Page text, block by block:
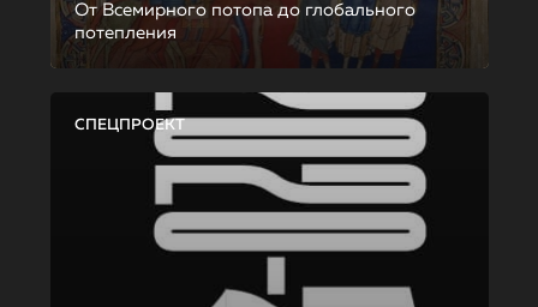
От Всемирного потопа до глобального
потепления
СПЕЦПРОЕКТ